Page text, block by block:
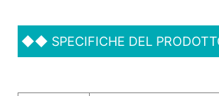
◆◆ SPECIFICHE DEL